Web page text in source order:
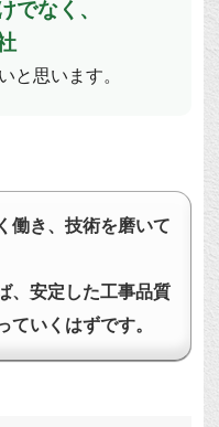
でなく、
と思います。
働き、技術を磨いて
、安定した工事品質
ていくはずです。